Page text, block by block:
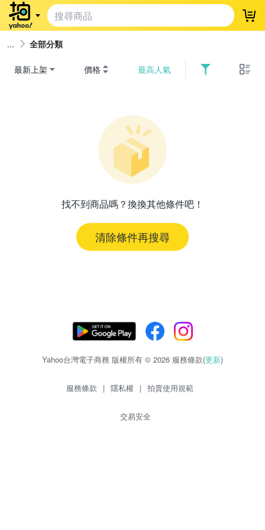
登
全部分類
最新上架 價格 最高人氣
找不到商品嗎？換換其他條件吧！
清除條件再搜尋
Yahoo台灣電子商務 版權所有 © 2026 服務條款(更新)
服務條款 | 隱私權 | 拍賣使用規範
交易安全